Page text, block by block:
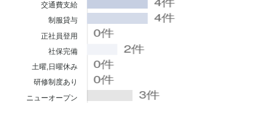
交通費支給
制服貸与
正社員登用
社保完備
土曜,日曜休み
研修制度あり
ニューオープン